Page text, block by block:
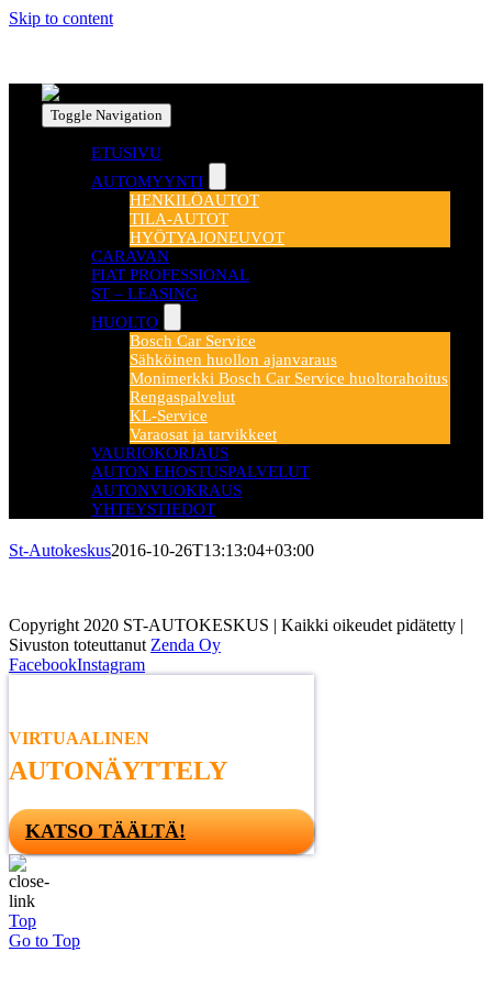
Skip to content
Toggle Navigation
ETUSIVU
AUTOMYYNTI
HENKILÖAUTOT
TILA-AUTOT
HYÖTYAJONEUVOT
CARAVAN
FIAT PROFESSIONAL
ST – LEASING
HUOLTO
Bosch Car Service
Sähköinen huollon ajanvaraus
Monimerkki Bosch Car Service huoltorahoitus
Rengaspalvelut
KL-Service
Varaosat ja tarvikkeet
VAURIOKORJAUS
AUTON EHOSTUSPALVELUT
AUTONVUOKRAUS
YHTEYSTIEDOT
St-Autokeskus2016-10-26T13:13:04+03:00
Copyright 2020 ST-AUTOKESKUS | Kaikki oikeudet pidätetty |
Sivuston toteuttanut Zenda Oy
FacebookInstagram
VIRTUAALINEN
AUTONÄYTTELY
KATSO TÄÄLTÄ!
Top
Go to Top